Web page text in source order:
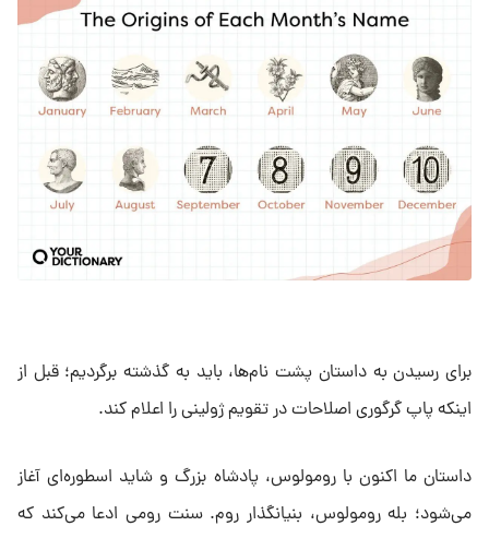
برای رسیدن به داستان پشت نام‌ها، باید به گذشته برگردیم؛ قبل از
اینکه پاپ گرگوری اصلاحات در تقویم ژولینی را اعلام کند.
داستان ما اکنون با رومولوس، پادشاه بزرگ و شاید اسطوره‌ای آغاز
می‌شود؛ بله رومولوس، بنیانگذار روم. سنت رومی ادعا می‌کند که